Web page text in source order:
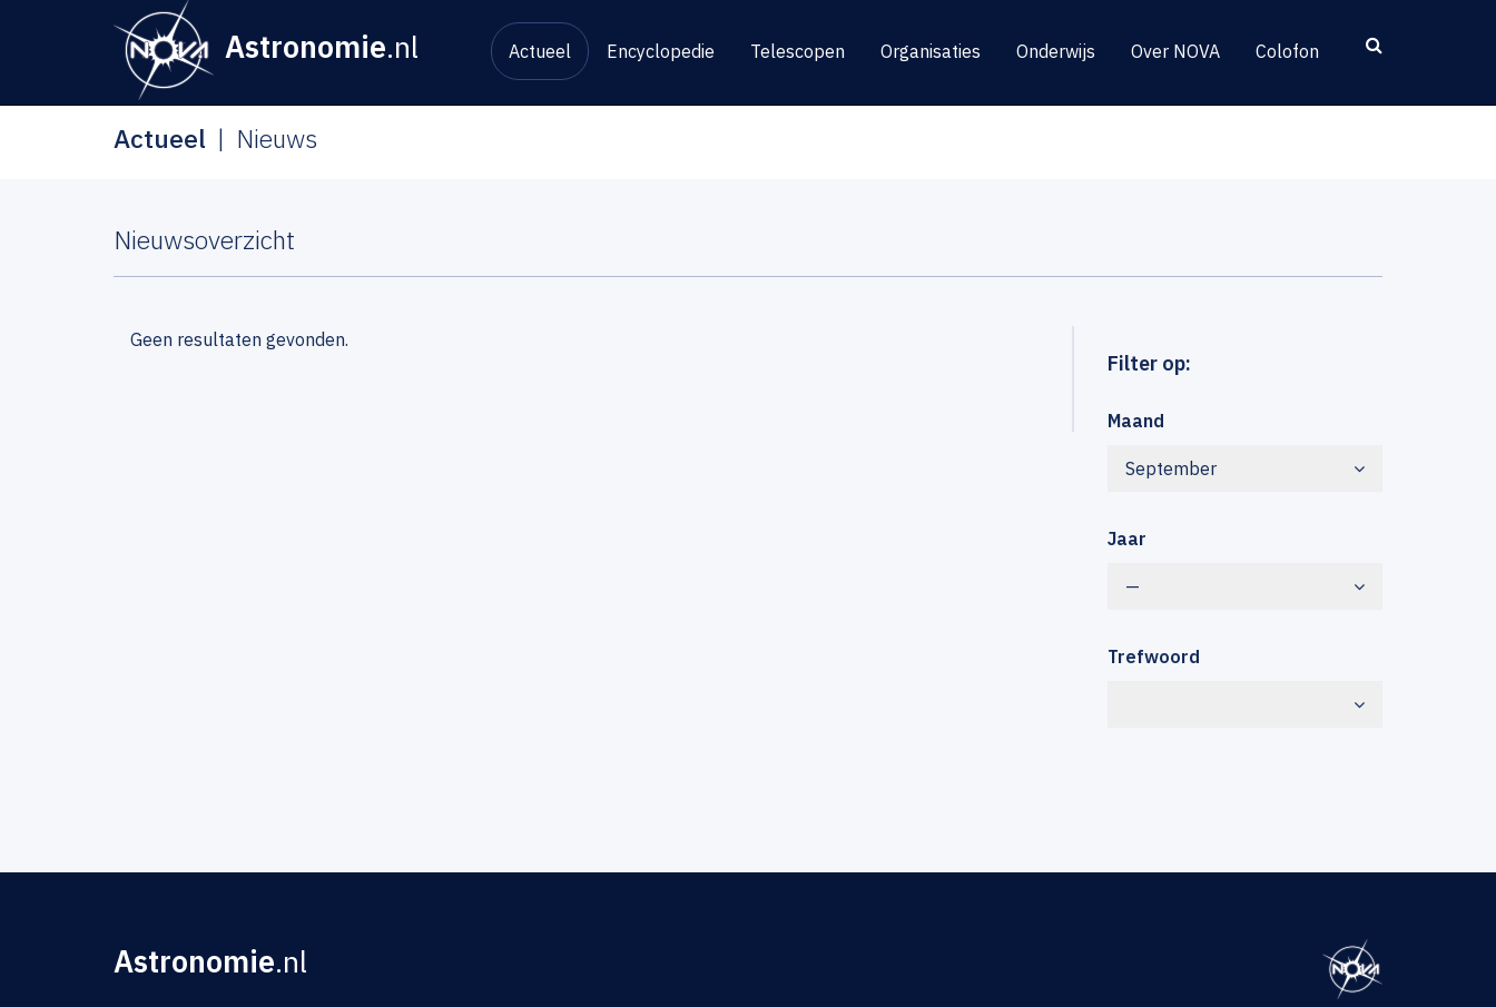
Astronomie.nl Actueel Encyclopedie Telescopen Organisaties Onderwijs Over NOVA Colofon
Actueel Nieuws
Nieuwsoverzicht
Filter op:
Maand
September
Jaar
—
Trefwoord
Geen resultaten gevonden.
Astronomie.nl